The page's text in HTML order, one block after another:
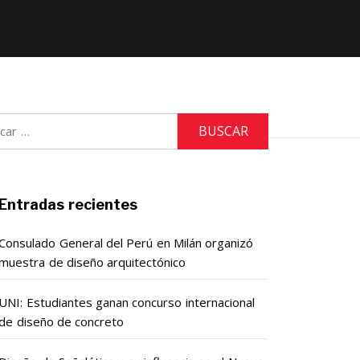
Entradas recientes
General del Perú en Milán organizó
de diseño arquitectónico
UNI: Estudiantes ganan concurso internacional
diseño de concreto